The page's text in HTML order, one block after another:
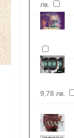
лв.
9,78 лв.